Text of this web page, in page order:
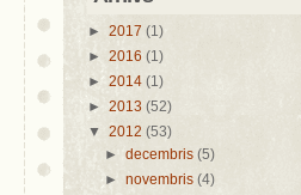
► 2017 (1)
► 2016 (1)
► 2014 (1)
► 2013 (52)
▼ 2012 (53)
►decembris(5)
►novembris(4)